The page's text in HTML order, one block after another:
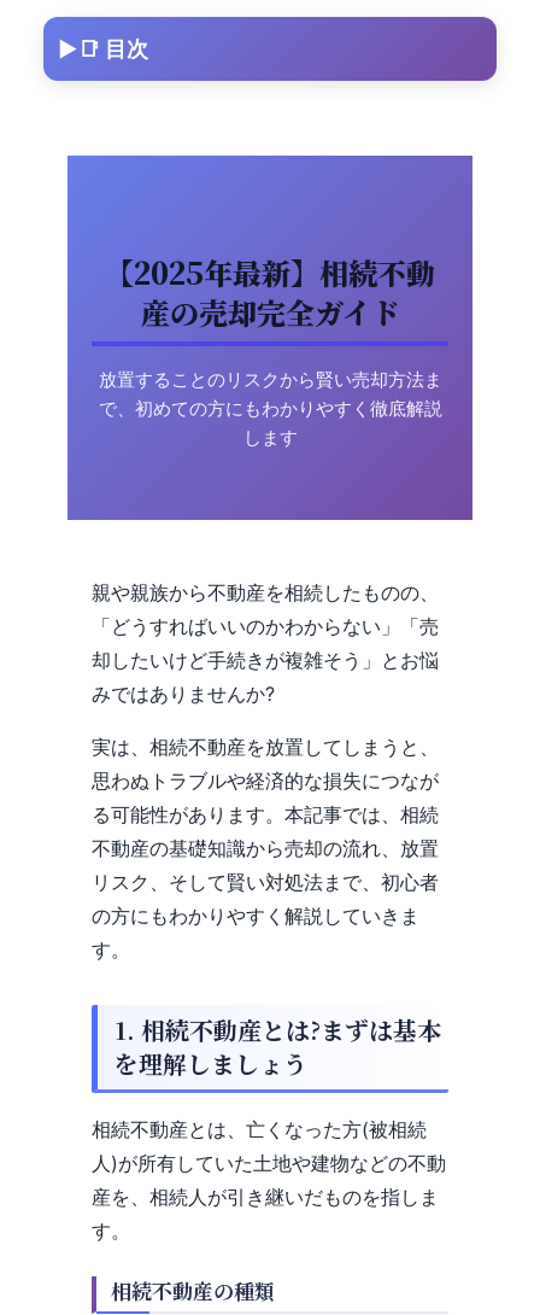
📑 目次
【2025年最新】相続不動
産の売却完全ガイド
放置することのリスクから賢い売却方法ま
で、初めての方にもわかりやすく徹底解説
します
親や親族から不動産を相続したものの、
「どうすればいいのかわからない」「売
却したいけど手続きが複雑そう」とお悩
みではありませんか?
実は、相続不動産を放置してしまうと、
思わぬトラブルや経済的な損失につなが
る可能性があります。本記事では、相続
不動産の基礎知識から売却の流れ、放置
リスク、そして賢い対処法まで、初心者
の方にもわかりやすく解説していきま
す。
1. 相続不動産とは?まずは基本
を理解しましょう
相続不動産とは、亡くなった方(被相続
人)が所有していた土地や建物などの不動
産を、相続人が引き継いだものを指しま
す。
相続不動産の種類